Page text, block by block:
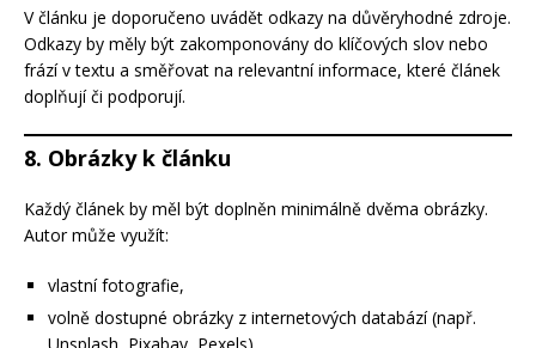
V článku je doporučeno uvádět odkazy na důvěryhodné zdroje.
Odkazy by měly být zakomponovány do klíčových slov nebo
frází v textu a směřovat na relevantní informace, které článek
doplňují či podporují.
8. Obrázky k článku
Každý článek by měl být doplněn minimálně dvěma obrázky.
Autor může využít:
vlastní fotografie,
volně dostupné obrázky z internetových databází (např.